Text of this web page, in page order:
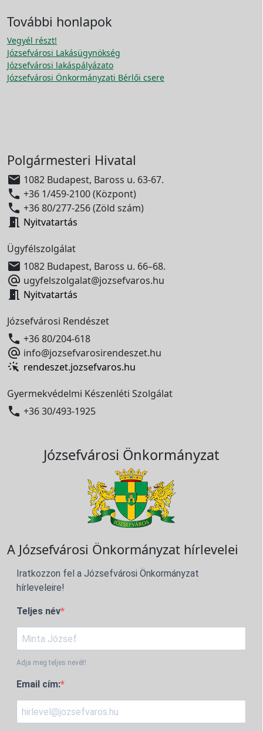
További honlapok
Vegyél részt!
Józsefvárosi Lakásügynökség
Józsefvárosi lakáspályázato
Józsefvárosi Önkormányzati Bérlői csere
Polgármesteri Hivatal
 1082 Budapest, Baross u. 63-67.
 +36 1/459-2100 (Központ)
 +36 80/277-256 (Zöld szám)
 Nyitvatartás
Ügyfélszolgálat
 1082 Budapest, Baross u. 66–68.
 ugyfelszolgalat@jozsefvaros.hu
 Nyitvatartás
Józsefvárosi Rendészet
 +36 80/204-618
 info@jozsefvarosirendeszet.hu
rendeszet.jozsefvaros.hu
Gyermekvédelmi Készenléti Szolgálat
 +36 30/493-1925
Józsefvárosi Önkormányzat
A Józsefvárosi Önkormányzat hírlevelei
Iratkozzon fel a Józsefvárosi Önkormányzat
hírleveleire!
Teljes név
Adja meg teljes nevét!
Email cím: